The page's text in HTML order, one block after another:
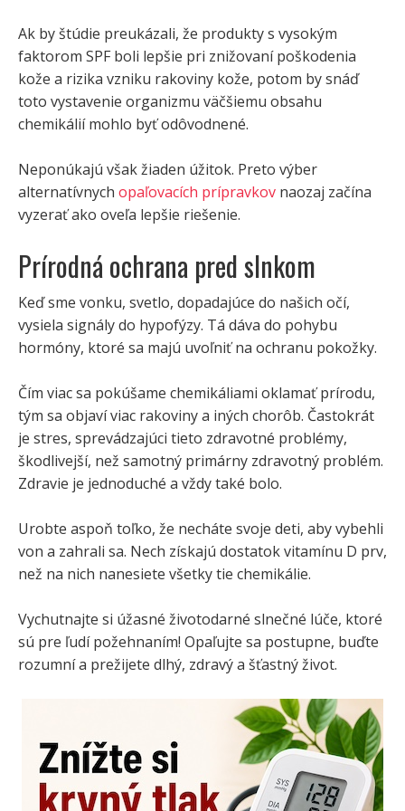
Ak by štúdie preukázali, že produkty s vysokým
faktorom SPF boli lepšie pri znižovaní poškodenia
kože a rizika vzniku rakoviny kože, potom by snáď
toto vystavenie organizmu väčšiemu obsahu
chemikálií mohlo byť odôvodnené.
Neponúkajú však žiaden úžitok. Preto výber
alternatívnych opaľovacích prípravkov naozaj začína
vyzerať ako oveľa lepšie riešenie.
Prírodná ochrana pred slnkom
Keď sme vonku, svetlo, dopadajúce do našich očí,
vysiela signály do hypofýzy. Tá dáva do pohybu
hormóny, ktoré sa majú uvoľniť na ochranu pokožky.
Čím viac sa pokúšame chemikáliami oklamať prírodu,
tým sa objaví viac rakoviny a iných chorôb. Častokrát
je stres, sprevádzajúci tieto zdravotné problémy,
škodlivejší, než samotný primárny zdravotný problém.
Zdravie je jednoduché a vždy také bolo.
Urobte aspoň toľko, že necháte svoje deti, aby vybehli
von a zahrali sa. Nech získajú dostatok vitamínu D prv,
než na nich nanesiete všetky tie chemikálie.
Vychutnajte si úžasné životodarné slnečné lúče, ktoré
sú pre ľudí požehnaním! Opaľujte sa postupne, buďte
rozumní a prežijete dlhý, zdravý a šťastný život.